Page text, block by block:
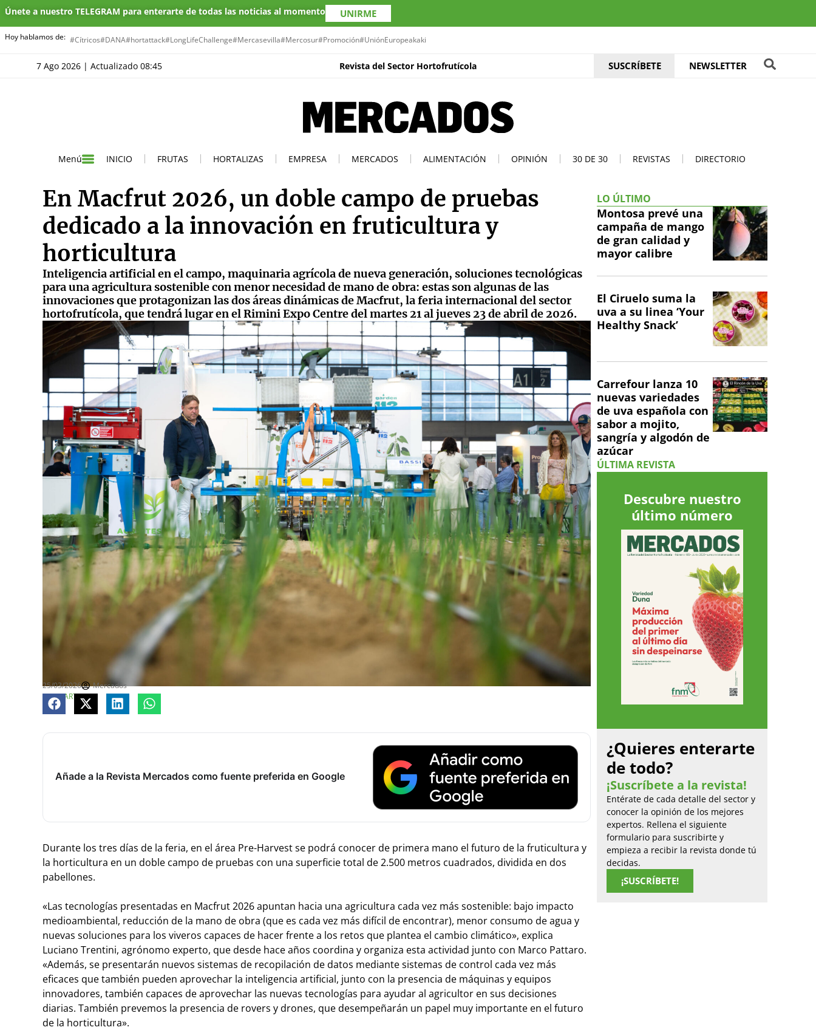
Únete a nuestro TELEGRAM para enterarte de todas las noticias al momento UNIRME
Hoy hablamos de: #Cítricos#DANA#hortattack#LongLifeChallenge#Mercasevilla#Mercosur#Promoción#UniónEuropeakaki
7 Ago 2026 | Actualizado 08:45 Revista del Sector Hortofrutícola SUSCRÍBETE NEWSLETTER
Menú INICIO FRUTAS HORTALIZAS EMPRESA MERCADOS ALIMENTACIÓN OPINIÓN 30 DE 30 REVISTAS DIRECTORIO
En Macfrut 2026, un doble campo de pruebas
dedicado a la innovación en fruticultura y
horticultura
Inteligencia artificial en el campo, maquinaria agrícola de nueva generación, soluciones tecnológicas
para una agricultura sostenible con menor necesidad de mano de obra: estas son algunas de las
innovaciones que protagonizan las dos áreas dinámicas de Macfrut, la feria internacional del sector
hortofrutícola, que tendrá lugar en el Rimini Expo Centre del martes 21 al jueves 23 de abril de 2026.
25/03/2026
Mercados
COMPARTE
Añade a la Revista Mercados como fuente preferida en Google
Durante los tres días de la feria, en el área Pre-Harvest se podrá conocer de primera mano el futuro de la fruticultura y
la horticultura en un doble campo de pruebas con una superficie total de 2.500 metros cuadrados, dividida en dos
pabellones.
«Las tecnologías presentadas en Macfrut 2026 apuntan hacia una agricultura cada vez más sostenible: bajo impacto
medioambiental, reducción de la mano de obra (que es cada vez más difícil de encontrar), menor consumo de agua y
nuevas soluciones para los viveros capaces de hacer frente a los retos que plantea el cambio climático», explica
Luciano Trentini, agrónomo experto, que desde hace años coordina y organiza esta actividad junto con Marco Pattaro.
«Además, se presentarán nuevos sistemas de recopilación de datos mediante sistemas de control cada vez más
eficaces que también pueden aprovechar la inteligencia artificial, junto con la presencia de máquinas y equipos
innovadores, también capaces de aprovechar las nuevas tecnologías para ayudar al agricultor en sus decisiones
diarias. También prevemos la presencia de rovers y drones, que desempeñarán un papel muy importante en el futuro
de la horticultura».
LO ÚLTIMO
Montosa prevé una
campaña de mango
de gran calidad y
mayor calibre
El Ciruelo suma la
uva a su linea ‘Your
Healthy Snack’
Carrefour lanza 10
nuevas variedades
de uva española con
sabor a mojito,
sangría y algodón de
azúcar
ÚLTIMA REVISTA
Descubre nuestro
último número
¿Quieres enterarte
de todo?
¡Suscríbete a la revista!
Entérate de cada detalle del sector y
conocer la opinión de los mejores
expertos. Rellena el siguiente
formulario para suscribirte y
empieza a recibir la revista donde tú
decidas.
¡SUSCRÍBETE!